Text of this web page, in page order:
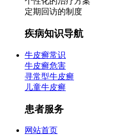
定期回访的制度
疾病知识导航
牛皮癣常识
牛皮癣危害
寻常型牛皮癣
儿童牛皮癣
患者服务
网站首页